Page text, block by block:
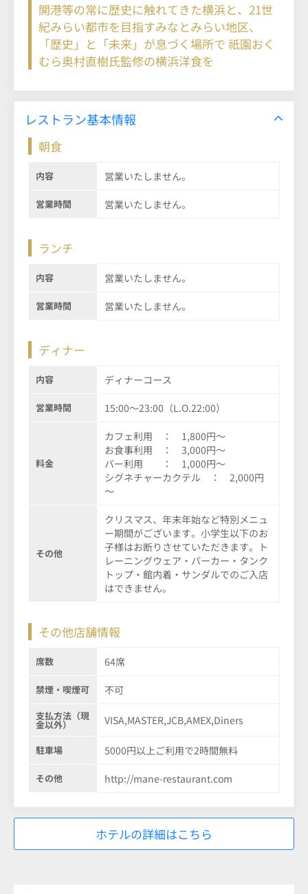
開港等の常に歴史に触れてきた横浜と、21世
紀みらい都市を目指すみなとみらい地区、
「歴史」と「未来」が息づく場所で 祇園おく
むら奥村直樹氏監修の横浜洋食を
レストラン基本情報
朝食
内容 営業いたしません。
営業時間 営業いたしません。
ランチ
内容 営業いたしません。
営業時間 営業いたしません。
ディナー
内容 ディナーコース
営業時間 15:00～23:00（L.O.22:00）
料金
カフェ利用 ： 1,800円～
お食事利用 ： 3,000円～
バー利用 ： 1,000円～
シグネチャーカクテル ： 2,000円
～
その他
クリスマス、年末年始など特別メニュ
ー期間がございます。小学生以下のお
子様はお断りさせていただきます。ト
レーニングウェア・パーカー・タンク
トップ・館内着・サンダルでのご入店
はできません。
その他店舗情報
席数 64席
禁煙・喫煙可 不可
支払方法（現
金以外） VISA,MASTER,JCB,AMEX,Diners
駐車場 5000円以上ご利用で2時間無料
その他 http://mane-restaurant.com
ホテルの詳細はこちら